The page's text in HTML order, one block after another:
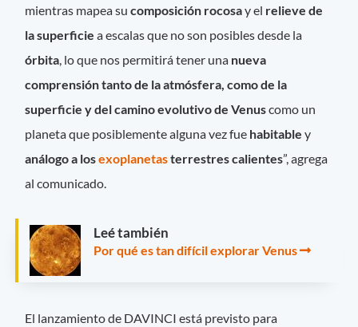
mientras mapea sucomposición rocosay el relieve de
la superficie a escalas que no son posibles desde la
órbita , lo que nos permitirá tener una nueva
comprensión tanto de la atmósfera, como de la
superficie y del camino evolutivo de Venuscomo un
planeta que posiblemente alguna vez fue habitable y
análogo a losexoplanetasterrestres calientes”, agrega
al comunicado.
Leé también
Por qué es tan difícil explorar Venus
El lanzamiento de DAVINCI está previsto para